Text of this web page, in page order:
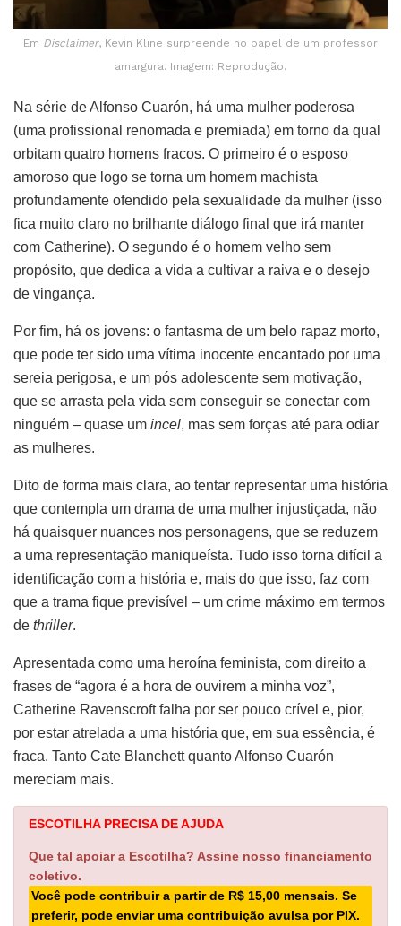
Em Disclaimer, Kevin Kline surpreende no papel de um professor
amargura. Imagem: Reprodução.
Na série de Alfonso Cuarón, há uma mulher poderosa
(uma profissional renomada e premiada) em torno da qual
orbitam quatro homens fracos. O primeiro é o esposo
amoroso que logo se torna um homem machista
profundamente ofendido pela sexualidade da mulher (isso
fica muito claro no brilhante diálogo final que irá manter
com Catherine). O segundo é o homem velho sem
propósito, que dedica a vida a cultivar a raiva e o desejo
de vingança.
Por fim, há os jovens: o fantasma de um belo rapaz morto,
que pode ter sido uma vítima inocente encantado por uma
sereia perigosa, e um pós adolescente sem motivação,
que se arrasta pela vida sem conseguir se conectar com
ninguém – quase um incel, mas sem forças até para odiar
as mulheres.
Dito de forma mais clara, ao tentar representar uma história
que contempla um drama de uma mulher injustiçada, não
há quaisquer nuances nos personagens, que se reduzem
a uma representação maniqueísta. Tudo isso torna difícil a
identificação com a história e, mais do que isso, faz com
que a trama fique previsível – um crime máximo em termos
de thriller.
Apresentada como uma heroína feminista, com direito a
frases de “agora é a hora de ouvirem a minha voz”,
Catherine Ravenscroft falha por ser pouco crível e, pior,
por estar atrelada a uma história que, em sua essência, é
fraca. Tanto Cate Blanchett quanto Alfonso Cuarón
mereciam mais.
ESCOTILHA PRECISA DE AJUDA
Que tal apoiar a Escotilha? Assine nosso financiamento
coletivo.
Você pode contribuir a partir de R$ 15,00 mensais. Se
preferir, pode enviar uma contribuição avulsa por PIX.